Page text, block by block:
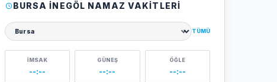
BURSA İNEGÖL NAMAZ VAKITLERI
Şehir seçin
TÜMÜ
İMSAK
--:--
GÜNEŞ
--:--
ÖĞLE
--:--